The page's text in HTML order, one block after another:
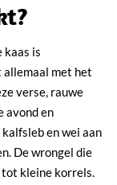
kaas is
met het
verse, rauwe
avond en
en wei aan
De wrongel die
kleine korrels.